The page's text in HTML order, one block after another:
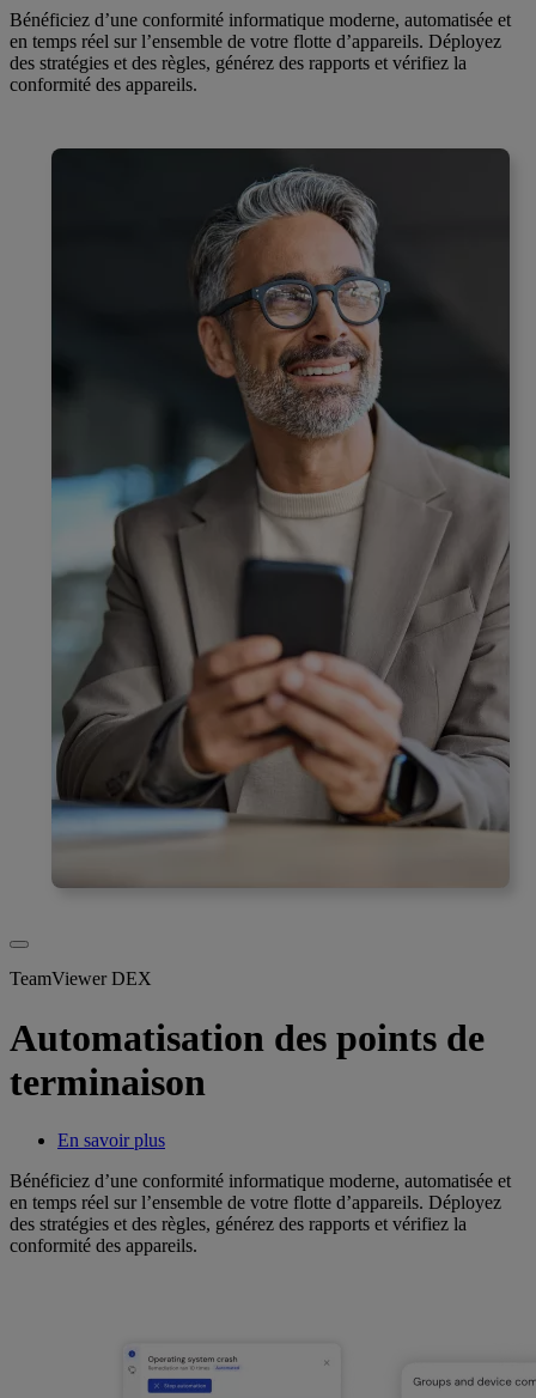
Bénéficiez d’une conformité informatique moderne, automatisée et
en temps réel sur l’ensemble de votre flotte d’appareils. Déployez
des stratégies et des règles, générez des rapports et vérifiez la
conformité des appareils.
TeamViewer DEX
Automatisation des points de
terminaison
En savoir plus
Bénéficiez d’une conformité informatique moderne, automatisée et
en temps réel sur l’ensemble de votre flotte d’appareils. Déployez
des stratégies et des règles, générez des rapports et vérifiez la
conformité des appareils.